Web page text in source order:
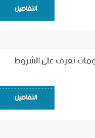
التفاصيل
تعرف على الشروط
التفاصيل